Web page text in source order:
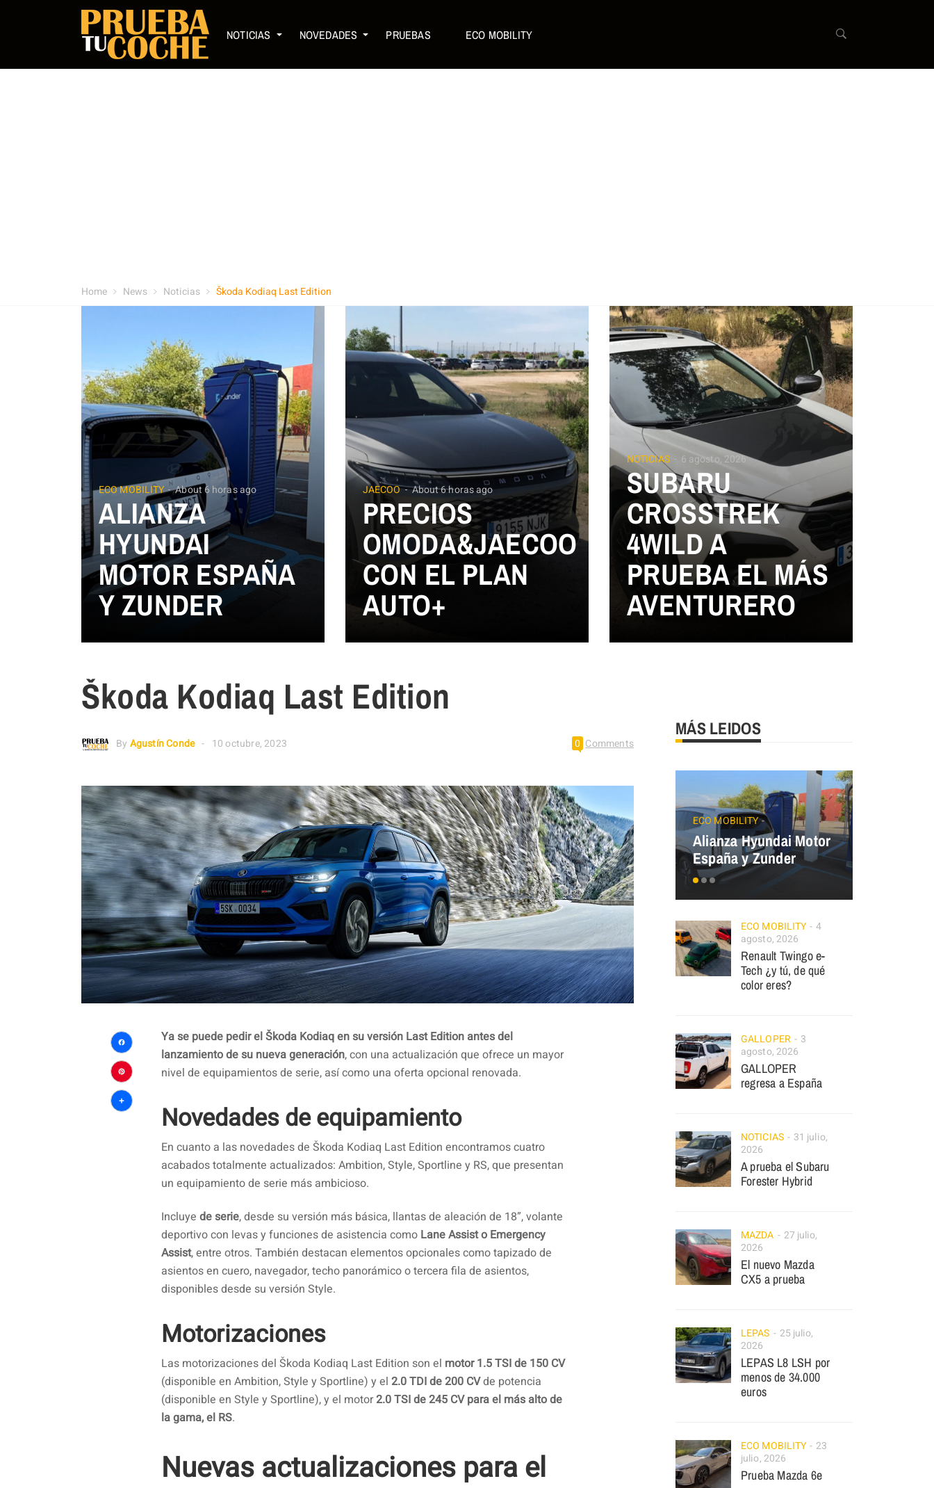
NOTICIAS NOVEDADES PRUEBAS ECO MOBILITY
Home News Noticias Škoda Kodiaq Last Edition
ECO MOBILITY About 6 horas ago
ALIANZA
HYUNDAI
MOTOR ESPAÑA
Y ZUNDER
JAECOO About 6 horas ago
PRECIOS
OMODA&JAECOO
CON EL PLAN
AUTO+
NOTICIAS 6 agosto, 2026
SUBARU
CROSSTREK
4WILD A
PRUEBA EL MÁS
AVENTURERO
Škoda Kodiaq Last Edition
By Agustín Conde 10 octubre, 2023 0 Comments
Facebook
Pinterest
Compartir
Ya se puede pedir el Škoda Kodiaq en su versión Last Edition antes del
lanzamiento de su nueva generación, con una actualización que ofrece un mayor
nivel de equipamientos de serie, así como una oferta opcional renovada.
Novedades de equipamiento
En cuanto a las novedades de Škoda Kodiaq Last Edition encontramos cuatro
acabados totalmente actualizados: Ambition, Style, Sportline y RS, que presentan
un equipamiento de serie más ambicioso.
Incluye de serie, desde su versión más básica, llantas de aleación de 18”, volante
deportivo con levas y funciones de asistencia como Lane Assist o Emergency
Assist, entre otros. También destacan elementos opcionales como tapizado de
asientos en cuero, navegador, techo panorámico o tercera fila de asientos,
disponibles desde su versión Style.
Motorizaciones
Las motorizaciones del Škoda Kodiaq Last Edition son el motor 1.5 TSI de 150 CV
(disponible en Ambition, Style y Sportline) y el 2.0 TDI de 200 CVde potencia
(disponible en Style y Sportline), y el motor2.0 TSI de 245 CV para el más alto de
la gama, el RS.
Nuevas actualizaciones para el
MÁS LEIDOS
ECO MOBILITY
Alianza Hyundai Motor
España y Zunder
ECO MOBILITY
4
agosto, 2026
Renault Twingo e-
Tech ¿y tú, de qué
color eres?
GALLOPER
3
agosto, 2026
GALLOPER
regresa a España
NOTICIAS
31 julio,
2026
A prueba el Subaru
Forester Hybrid
MAZDA
27 julio,
2026
El nuevo Mazda
CX5 a prueba
LEPAS
25 julio,
2026
LEPAS L8 LSH por
menos de 34.000
euros
ECO MOBILITY
23
julio, 2026
Prueba Mazda 6e